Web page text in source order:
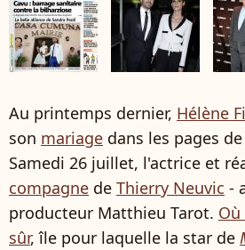
Au printemps dernier, Hélène
son mariage dans les pages de
Samedi 26 juillet, l'actrice et
compagne de Thierry Neuvic -
producteur Matthieu Tarot. Où
sûr, île pour laquelle la star de